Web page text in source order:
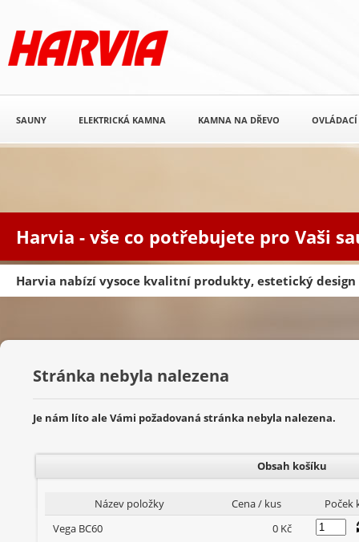
Harvia - vše co potřebujete pro Vaši
Harvia nabízí vysoce kvalitní produkty, estetický design
SAUNY ELEKTRICKÁ KAMNA KAMNA NA DŘEVO OVLÁDACÍ
Stránka nebyla nalezena
Je nám líto ale Vámi požadovaná stránka nebyla nalezena.
Obsah košíku
Název položky Cena / kus
Poček
Vega BC60
0 Kč